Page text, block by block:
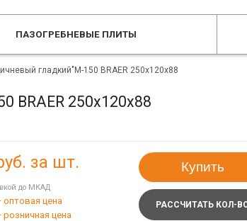
ПАЗОГРЕБНЕВЫЕ ПЛИТЫ
гладкий"М-150 BRAER 250x120x88
BRAER 250x120x88
за шт.
до МКАД
оптовая цена
розничная цена
Купить
РАССЧИТАТЬ КОЛ-